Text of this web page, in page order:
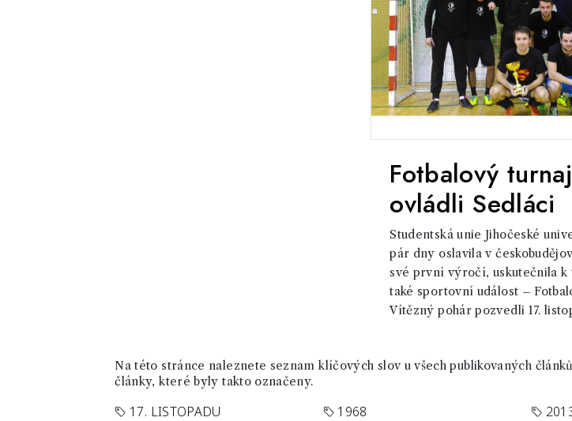
Fotbalový
ovládli Sedláci
Studentská unie Jihočeské
pár dny oslavila v
své první výročí, uskutečnila
také sportovní událost –
Vítězný pohár pozvedli 17.
Na této stránce naleznete seznam klíčových slov u všech publikovaných
články, které byly takto označeny.
17. LISTOPADU 1968